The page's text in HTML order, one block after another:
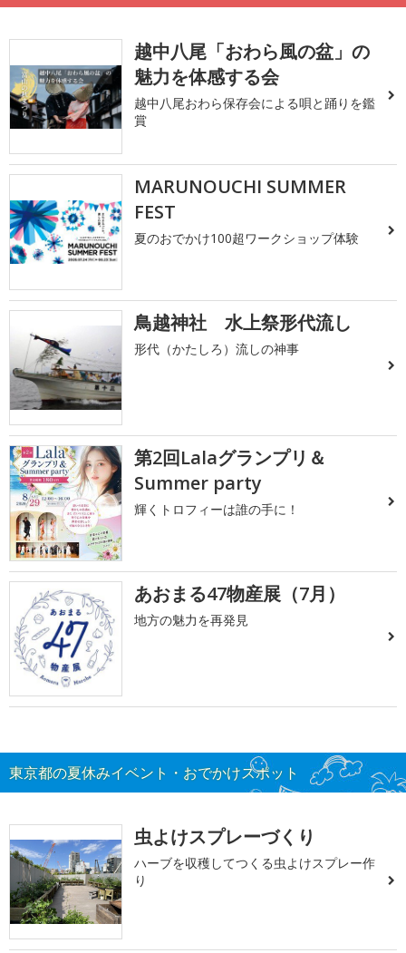
越中八尾「おわら風の盆」の
魅力を体感する会
越中八尾おわら保存会による唄と踊りを鑑
賞
MARUNOUCHI SUMMER
FEST
夏のおでかけ100超ワークショップ体験
鳥越神社 水上祭形代流し
形代（かたしろ）流しの神事
第2回Lalaグランプリ＆
Summer party
輝くトロフィーは誰の手に！
あおまる47物産展（7月）
地方の魅力を再発見
東京都の夏休みイベント・おでかけスポット
虫よけスプレーづくり
ハーブを収穫してつくる虫よけスプレー作
り